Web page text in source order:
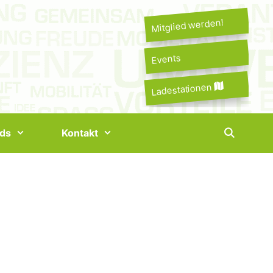
Mitglied werden!
Events
Ladestationen
Kontakt